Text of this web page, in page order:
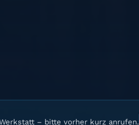
– bitte vorher kurz anrufen.